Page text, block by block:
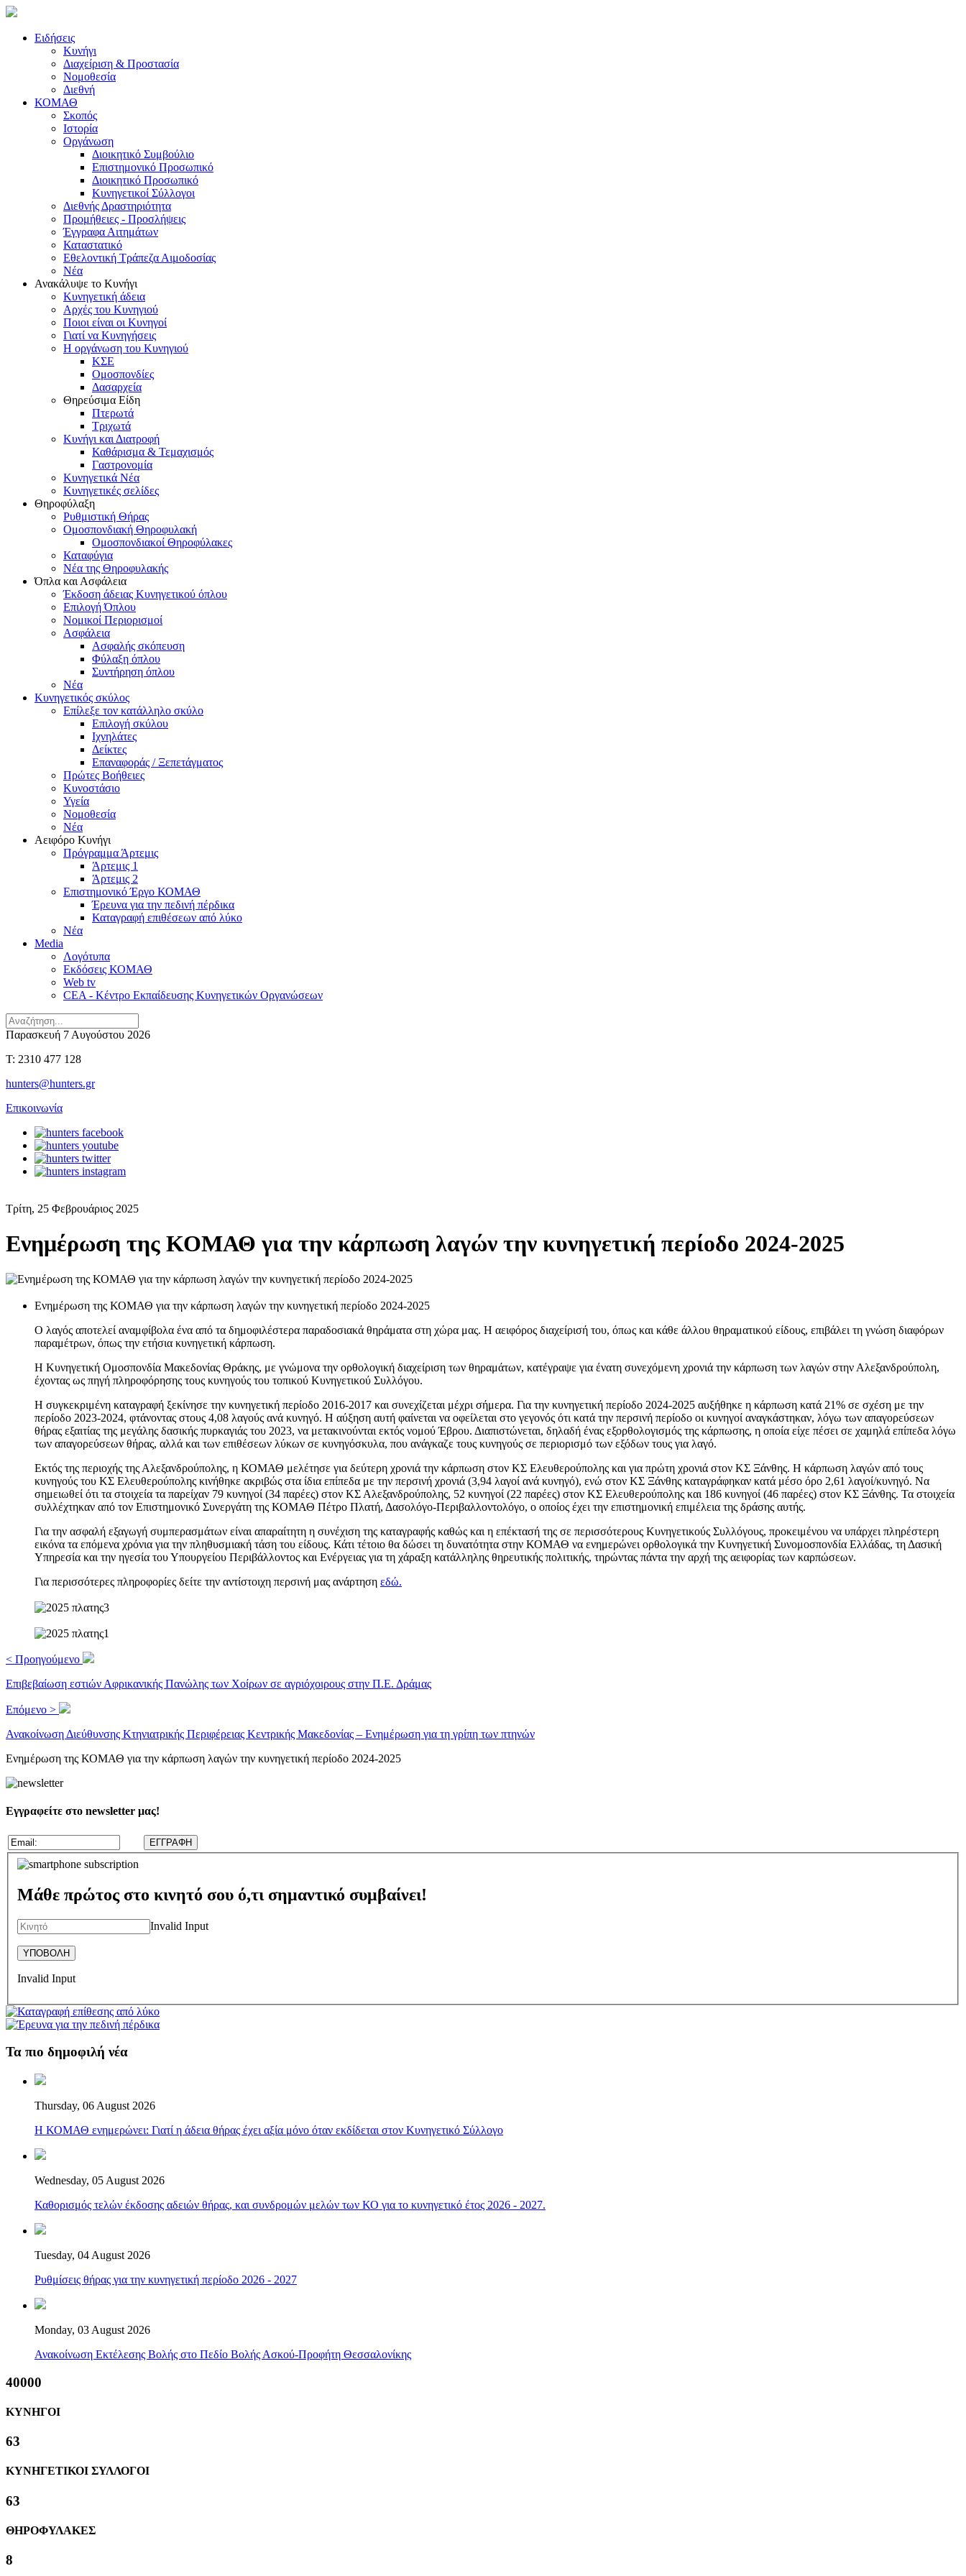
Ειδήσεις
Κυνήγι
Διαχείριση & Προστασία
Νομοθεσία
Διεθνή
ΚΟΜΑΘ
Σκοπός
Ιστορία
Οργάνωση
Διοικητικό Συμβούλιο
Επιστημονικό Προσωπικό
Διοικητικό Προσωπικό
Κυνηγετικοί Σύλλογοι
Διεθνής Δραστηριότητα
Προμήθειες - Προσλήψεις
Έγγραφα Αιτημάτων
Καταστατικό
Εθελοντική Τράπεζα Αιμοδοσίας
Νέα
Ανακάλυψε το Κυνήγι
Κυνηγετική άδεια
Αρχές του Κυνηγιού
Ποιοι είναι οι Κυνηγοί
Γιατί να Κυνηγήσεις
Η οργάνωση του Κυνηγιού
ΚΣΕ
Ομοσπονδίες
Δασαρχεία
Θηρεύσιμα Είδη
Πτερωτά
Τριχωτά
Κυνήγι και Διατροφή
Καθάρισμα & Τεμαχισμός
Γαστρονομία
Κυνηγετικά Νέα
Κυνηγετικές σελίδες
Θηροφύλαξη
Ρυθμιστική Θήρας
Ομοσπονδιακή Θηροφυλακή
Oμοσπονδιακοί Θηροφύλακες
Καταφύγια
Νέα της Θηροφυλακής
Όπλα και Ασφάλεια
Έκδοση άδειας Κυνηγετικού όπλου
Επιλογή Όπλου
Νομικοί Περιορισμοί
Ασφάλεια
Ασφαλής σκόπευση
Φύλαξη όπλου
Συντήρηση όπλου
Νέα
Κυνηγετικός σκύλος
Επίλεξε τον κατάλληλο σκύλο
Επιλογή σκύλου
Ιχνηλάτες
Δείκτες
Επαναφοράς / Ξεπετάγματος
Πρώτες Βοήθειες
Κυνοστάσιο
Υγεία
Νομοθεσία
Νέα
Αειφόρο Κυνήγι
Πρόγραμμα Άρτεμις
Άρτεμις 1
Άρτεμις 2
Επιστημονικό Έργο ΚΟΜΑΘ
Έρευνα για την πεδινή πέρδικα
Καταγραφή επιθέσεων από λύκο
Νέα
Media
Λογότυπα
Εκδόσεις ΚΟΜΑΘ
Web tv
CEA - Κέντρο Εκπαίδευσης Κυνηγετικών Οργανώσεων
Παρασκευή 7 Αυγούστου 2026
T: 2310 477 128
hunters@hunters.gr
Επικοινωνία
Τρίτη, 25 Φεβρουάριος 2025
Ενημέρωση της ΚΟΜΑΘ για την κάρπωση λαγών την κυνηγετική περίοδο 2024-2025
Ενημέρωση της ΚΟΜΑΘ για την κάρπωση λαγών την κυνηγετική περίοδο 2024-2025
Ο λαγός αποτελεί αναμφίβολα ένα από τα δημοφιλέστερα παραδοσιακά θηράματα στη χώρα μας. Η αειφόρος διαχείρισή του, όπως και κάθε άλλου θηραματικού είδους, επιβάλει τη γνώση διαφόρων
παραμέτρων, όπως την ετήσια κυνηγετική κάρπωση.
Η Κυνηγετική Ομοσπονδία Μακεδονίας Θράκης, με γνώμονα την ορθολογική διαχείριση των θηραμάτων, κατέγραψε για ένατη συνεχόμενη χρονιά την κάρπωση των λαγών στην Αλεξανδρούπολη,
έχοντας ως πηγή πληροφόρησης τους κυνηγούς του τοπικού Κυνηγετικού Συλλόγου.
Η συγκεκριμένη καταγραφή ξεκίνησε την κυνηγετική περίοδο 2016-2017 και συνεχίζεται μέχρι σήμερα. Για την κυνηγετική περίοδο 2024-2025 αυξήθηκε η κάρπωση κατά 21% σε σχέση με την
περίοδο 2023-2024, φτάνοντας στους 4,08 λαγούς ανά κυνηγό. Η αύξηση αυτή φαίνεται να οφείλεται στο γεγονός ότι κατά την περσινή περίοδο οι κυνηγοί αναγκάστηκαν, λόγω των απαγορεύσεων
θήρας εξαιτίας της μεγάλης δασικής πυρκαγιάς του 2023, να μετακινούνται εκτός νομού Έβρου. Διαπιστώνεται, δηλαδή ένας εξορθολογισμός της κάρπωσης, η οποία είχε πέσει σε χαμηλά επίπεδα λόγω
των απαγορεύσεων θήρας, αλλά και των επιθέσεων λύκων σε κυνηγόσκυλα, που ανάγκαζε τους κυνηγούς σε περιορισμό των εξόδων τους για λαγό.
Εκτός της περιοχής της Αλεξανδρούπολης, η ΚΟΜΑΘ μελέτησε για δεύτερη χρονιά την κάρπωση στον ΚΣ Ελευθερούπολης και για πρώτη χρονιά στον ΚΣ Ξάνθης. Η κάρπωση λαγών από τους
κυνηγούς του ΚΣ Ελευθερούπολης κινήθηκε ακριβώς στα ίδια επίπεδα με την περσινή χρονιά (3,94 λαγοί ανά κυνηγό), ενώ στον ΚΣ Ξάνθης καταγράφηκαν κατά μέσο όρο 2,61 λαγοί/κυνηγό. Να
σημειωθεί ότι τα στοιχεία τα παρείχαν 79 κυνηγοί (34 παρέες) στον ΚΣ Αλεξανδρούπολης, 52 κυνηγοί (22 παρέες) στον ΚΣ Ελευθερούπολης και 186 κυνηγοί (46 παρέες) στον ΚΣ Ξάνθης. Τα στοιχεία
συλλέχτηκαν από τον Επιστημονικό Συνεργάτη της ΚΟΜΑΘ Πέτρο Πλατή, Δασολόγο-Περιβαλλοντολόγο, ο οποίος έχει την επιστημονική επιμέλεια της δράσης αυτής.
Για την ασφαλή εξαγωγή συμπερασμάτων είναι απαραίτητη η συνέχιση της καταγραφής καθώς και η επέκτασή της σε περισσότερους Κυνηγετικούς Συλλόγους, προκειμένου να υπάρχει πληρέστερη
εικόνα τα επόμενα χρόνια για την πληθυσμιακή τάση του είδους. Κάτι τέτοιο θα δώσει τη δυνατότητα στην ΚΟΜΑΘ να ενημερώνει ορθολογικά την Κυνηγετική Συνομοσπονδία Ελλάδας, τη Δασική
Υπηρεσία και την ηγεσία του Υπουργείου Περιβάλλοντος και Ενέργειας για τη χάραξη κατάλληλης θηρευτικής πολιτικής, τηρώντας πάντα την αρχή της αειφορίας των καρπώσεων.
Για περισσότερες πληροφορίες δείτε την αντίστοιχη περσινή μας ανάρτηση εδώ.
< Προηγούμενο
Επιβεβαίωση εστιών Αφρικανικής Πανώλης των Χοίρων σε αγριόχοιρους στην Π.Ε. Δράμας
Επόμενο >
Ανακοίνωση Διεύθυνσης Κτηνιατρικής Περιφέρειας Κεντρικής Μακεδονίας – Eνημέρωση για τη γρίπη των πτηνών
Ενημέρωση της ΚΟΜΑΘ για την κάρπωση λαγών την κυνηγετική περίοδο 2024-2025
Εγγραφείτε στο newsletter μας!
Μάθε πρώτος στο κινητό σου ό,τι σημαντικό συμβαίνει!
Invalid Input
Invalid Input
Τα πιο δημοφιλή νέα
Thursday, 06 August 2026
Η ΚΟΜΑΘ ενημερώνει: Γιατί η άδεια θήρας έχει αξία μόνο όταν εκδίδεται στον Κυνηγετικό Σύλλογο
Wednesday, 05 August 2026
Καθορισμός τελών έκδοσης αδειών θήρας, και συνδρομών μελών των ΚΟ για το κυνηγετικό έτος 2026 - 2027.
Tuesday, 04 August 2026
Ρυθμίσεις θήρας για την κυνηγετική περίοδο 2026 - 2027
Monday, 03 August 2026
Ανακοίνωση Εκτέλεσης Βολής στο Πεδίο Βολής Ασκού-Προφήτη Θεσσαλονίκης
40000
ΚΥΝΗΓΟΙ
63
ΚΥΝΗΓΕΤΙΚΟΙ ΣΥΛΛΟΓΟΙ
63
ΘΗΡΟΦΥΛΑΚΕΣ
8